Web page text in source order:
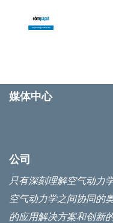
产品
媒体中心
公司
只有深刻理解空气动力
空气动力学之间协同的
的应用解决方案和创新